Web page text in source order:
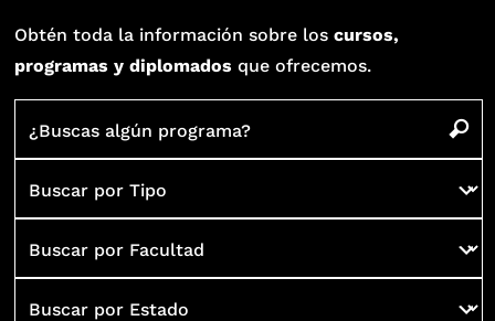
Obtén toda la información sobre loscursos,
programas y diplomados que ofrecemos.
¿Buscas algún programa?
Buscar por Tipo
Buscar por Facultad
Buscar por Estado